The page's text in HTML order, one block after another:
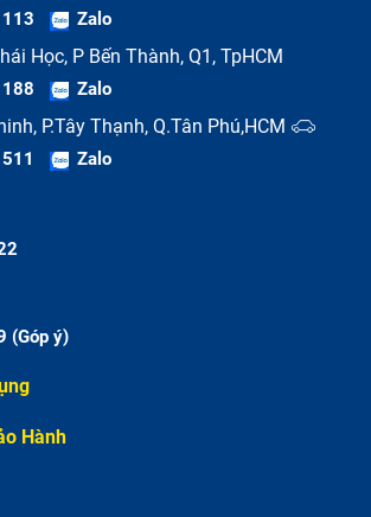
Zalo
Học, P Bến Thành, Q1, TpHCM
Zalo
P.Tây Thạnh, Q.Tân Phú,HCM
Zalo
(Góp ý)
Hành